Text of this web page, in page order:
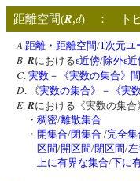
距離空間(R,d) ： トピ
A 距離・距離空間/1次元ユ
B Rにおけるε近傍/除外ε近
C 実数－《実数の集合》
D . 《実数の集合》－《実
E. Rにおける《実数の集合
・ 稠密/離散集合
・ 開集合/閉集合 /完全集
区間/開区間/閉区間/
上に有界な集合/下に